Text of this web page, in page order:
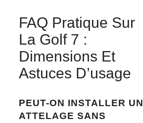
FAQ Pratique Sur
La Golf 7 :
Dimensions Et
Astuces D’usage
PEUT-ON INSTALLER UN
ATTELAGE SANS